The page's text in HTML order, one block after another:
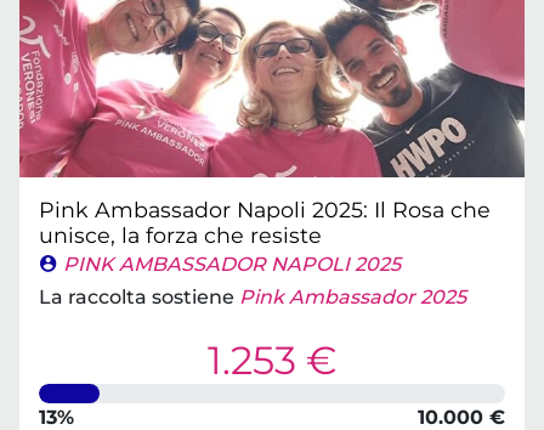
Pink Ambassador Napoli 2025: Il Rosa che
unisce, la forza che resiste
PINK AMBASSADOR NAPOLI 2025
La raccolta sostiene Pink Ambassador 2025
1.253 €
13%
10.000 €